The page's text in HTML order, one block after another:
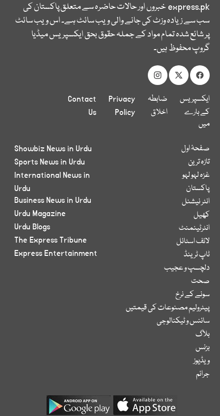
express.pkخبروں اور حالات حاضرہ سے متعلق پاکستان کی
سب سے زیادہ وزٹ کی جانے والی ویب سائٹ ہے۔ اس ویب سائٹ
پر شائع شدہ تمام مواد کے جملہ حقوق بحق ایکسپریس میڈیا
گروپ محفوظ ہیں۔
ایکسپریس
کے بارے
میں
ضابطہ
اخلاق
Privacy
Policy
Contact
Us
صفحۂ اول
تازہ ترین
غزہ لہو لہو
پاکستان
انٹر نیشنل
کھیل
انٹرٹینمنٹ
لائف اسٹائل
ٹاپ ٹرینڈ
دلچسپ و عجیب
صحت
سونے کے نرخ
پیٹرولیم مصنوعات کی قیمتیں
سائنس و ٹیکنالوجی
بلاگ
بزنس
ویڈیوز
جرائم
Showbiz News in Urdu
Sports News in Urdu
International News in
Urdu
Business News in Urdu
Urdu Magazine
Urdu Blogs
The Express Tribune
Express Entertainment